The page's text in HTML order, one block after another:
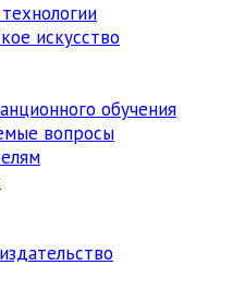
искусство
обучения
вопросы